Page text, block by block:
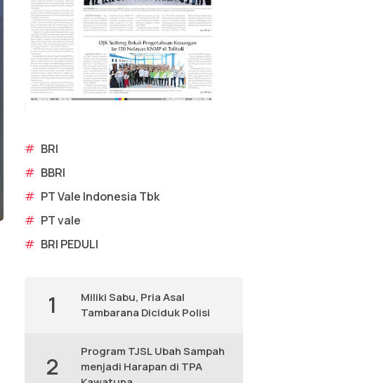
# BRI
# BBRI
# PT Vale Indonesia Tbk
# PT vale
# BRI PEDULI
1
Miliki Sabu, Pria Asal
Tambarana Diciduk Polisi
2
Program TJSL Ubah Sampah
menjadi Harapan di TPA